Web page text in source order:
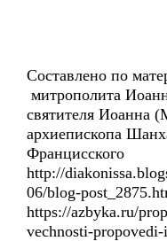
Составлено по
митрополита
святителя Иоанна
архиепископа
Францисского
http://
06/blog-
https://azbyka.ru/
vechnosti-